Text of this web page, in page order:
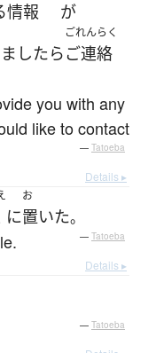
情報
が
したら
ごれんらく
ご連絡
you with any
like to contact
— Tatoeba
Details ▸
に
お
置いた。
— Tatoeba
Details ▸
— Tatoeba